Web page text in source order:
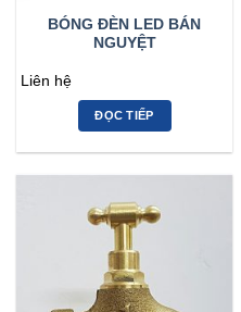
BÓNG ĐÈN LED BÁN
NGUYỆT
Liên hệ
ĐỌC TIẾP